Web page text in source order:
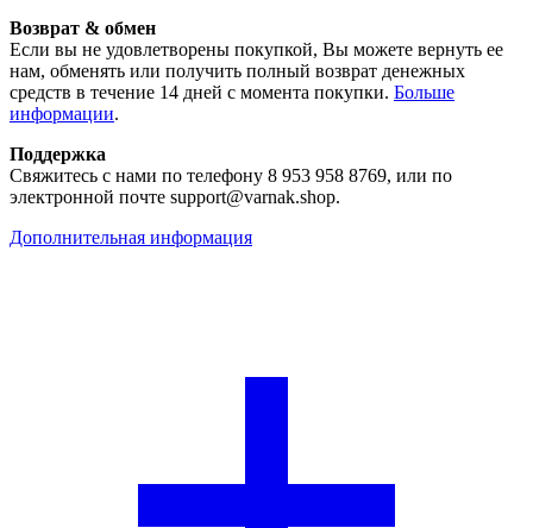
Возврат & обмен
Если вы не удовлетворены покупкой, Вы можете вернуть ее
нам, обменять или получить полный возврат денежных
средств в течение 14 дней с момента покупки. Больше
информации.
Поддержка
Свяжитесь с нами по телефону 8 953 958 8769, или по
электронной почте support@varnak.shop.
Дополнительная информация